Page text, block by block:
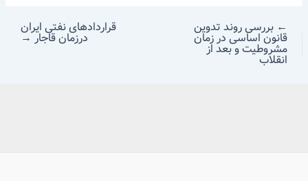
← بررسی روند تدوین
قانون اساسی در زمان
مشروطیت و بعد از
انقلاب
قراردادهای نفتی ایران
درزمان قاجار→